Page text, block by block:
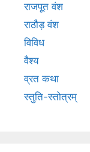
राजपूत वंश
राठौड़ वंश
विविध
वैश्य
व्रत कथा
स्तुति-स्तोत्रम्